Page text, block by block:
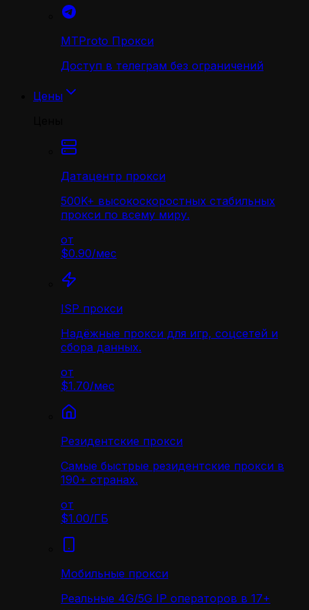
MTProto Прокси
Доступ в телеграм без ограничений
Цены
Датацентр прокси
500K+ высокоскоростных стабильных
прокси по всему миру.
от
$0.90/мес
ISP прокси
Надёжные прокси для игр, соцсетей и
сбора данных.
от
$1.70/мес
Резидентские прокси
Самые быстрые резидентские прокси в
190+ странах.
от
$1.00/ГБ
Мобильные прокси
Реальные 4G/5G IP операторов в 17+